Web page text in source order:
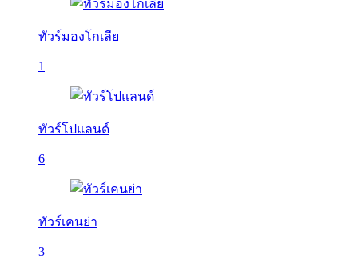
ทัวร์มองโกเลีย
1
ทัวร์โปแลนด์
6
ทัวร์เคนย่า
3